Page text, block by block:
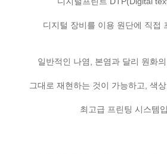
디지털 장비를 이용 원단에 직접
일반적인 나염, 본염과 달리 원화
그대로 재현하는 것이 가능하고, 색
최고급 프린팅 시스템